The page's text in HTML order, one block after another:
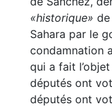
«historique» de
Sahara par le
condamnation
qui a fait
députés ont
députés ont